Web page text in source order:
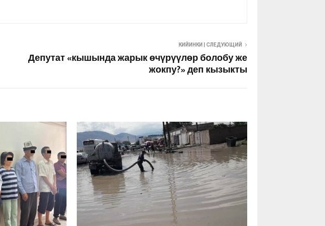
КИЙИНКИ | СЛЕДУЮЩИЙ
Депутат «кышында жарык өчүрүүлөр болобу же
жокпу?» деп кызыкты